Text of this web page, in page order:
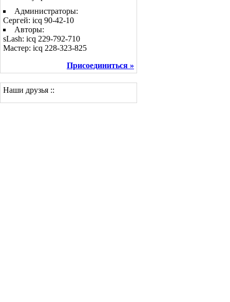
Администраторы:
Сергей: icq 90-42-10
Авторы:
sLash: icq 229-792-710
Мастер: icq 228-323-825
Присоединиться »
Наши друзья ::